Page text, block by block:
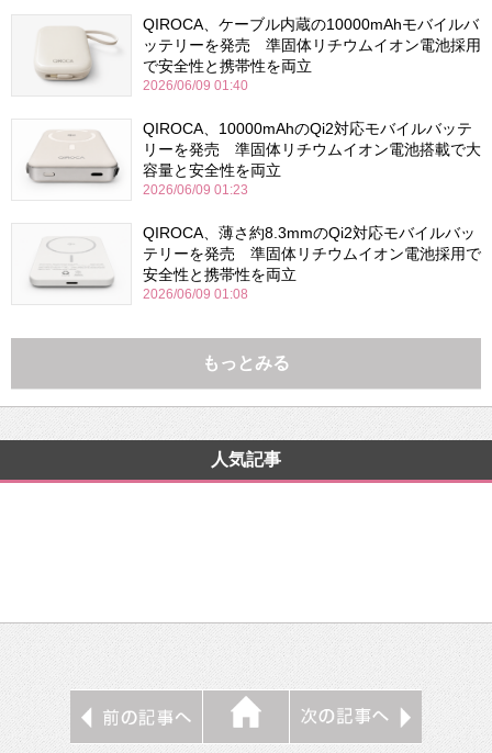
QIROCA、ケーブル内蔵の10000mAhモバイルバ
ッテリーを発売 準固体リチウムイオン電池採用
で安全性と携帯性を両立
2026/06/09 01:40
QIROCA、10000mAhのQi2対応モバイルバッテ
リーを発売 準固体リチウムイオン電池搭載で大
容量と安全性を両立
2026/06/09 01:23
QIROCA、薄さ約8.3mmのQi2対応モバイルバッ
テリーを発売 準固体リチウムイオン電池採用で
安全性と携帯性を両立
2026/06/09 01:08
もっとみる
人気記事